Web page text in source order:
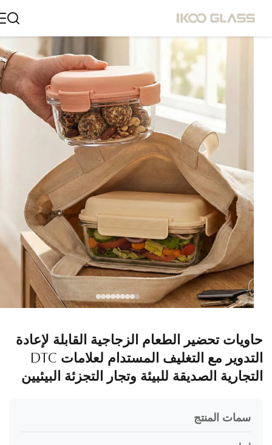
تحضير الطعام الزجاجية القابلة لإعادة
التدوير مع التغليف المستدام لعلامات DTC
الصديقة للبيئة وتجار التجزئة البيئيين
سمات المنتج